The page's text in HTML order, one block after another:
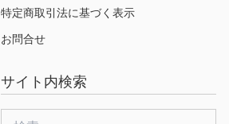
特定商取引法に基づく表示
お問合せ
サイト内検索